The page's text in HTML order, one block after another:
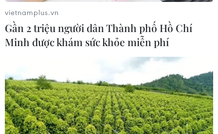
vietnamplus.vn
Gần 2 triệu người dân Thành phố Hồ Chí
Minh được khám sức khỏe miễn phí